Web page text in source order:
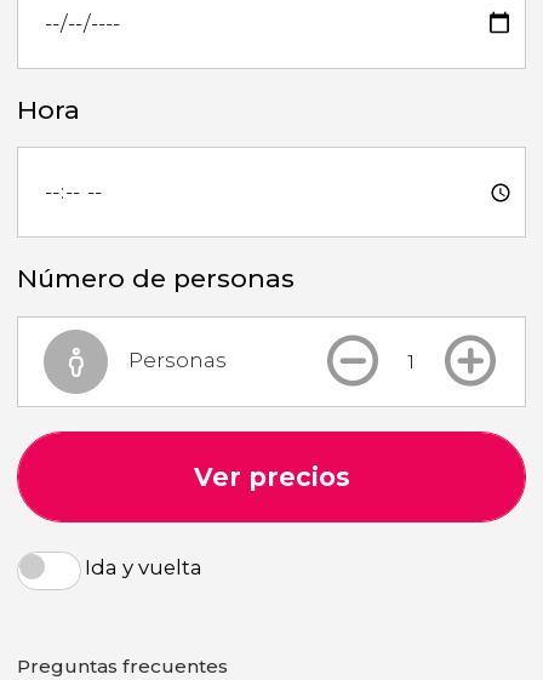
Hora
Número de personas
Personas
Ver precios
Ida y vuelta
Preguntas frecuentes